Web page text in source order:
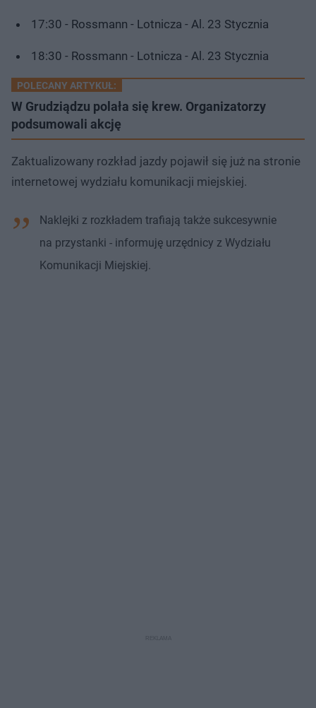
17:30 - Rossmann - Lotnicza - Al. 23 Stycznia
18:30 - Rossmann - Lotnicza - Al. 23 Stycznia
POLECANY ARTYKUŁ:
W Grudziądzu polała się krew. Organizatorzy
podsumowali akcję
Zaktualizowany rozkład jazdy pojawił się już na stronie
internetowej wydziału komunikacji miejskiej.
Naklejki z rozkładem trafiają także sukcesywnie
na przystanki - informuję urzędnicy z Wydziału
Komunikacji Miejskiej.